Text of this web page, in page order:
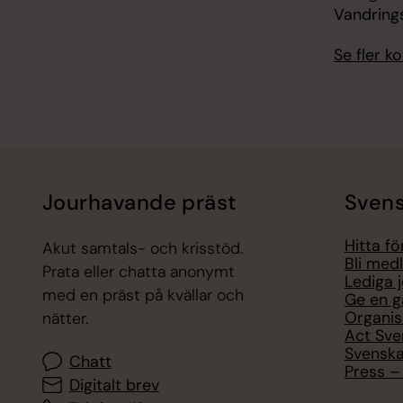
Se fler
Jourhavande präst
Akut samtals- och krisstöd.
Prata eller chatta anonymt
med en präst på kvällar och
nätter.
Chatt
Digitalt brev
Hitta
Bli
Lediga
Ge en
Act
Press